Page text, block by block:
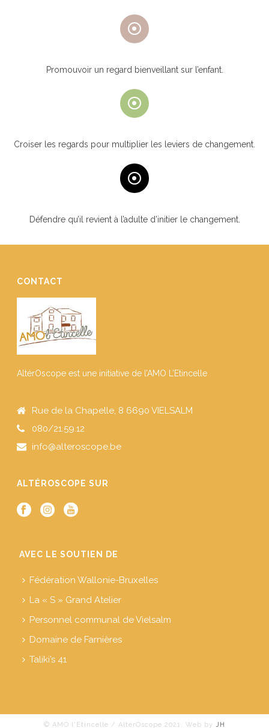
Promouvoir un regard bienveillant sur l’enfant.
Croiser les regards pour multiplier les leviers de changement.
Défendre qu’il revient à l’adulte d’initier le changement.
CONTACT
AltérOscope est une initiative de l’AMO L’Etincelle
Rue de la Chapelle, 8 6690 VIELSALM
080/21.59.12
info@alteroscope.be
ALTÉROSCOPE SUR
AVEC LE SOUTIEN DE
Fédération Wallonie-Bruxelles
La « S » Grand Atelier
Personnel communal de Vielsalm
Domaine de Farnières
Taliki’s 41
© AMO l'Etincelle / AltérOscope 2021. Web by JH